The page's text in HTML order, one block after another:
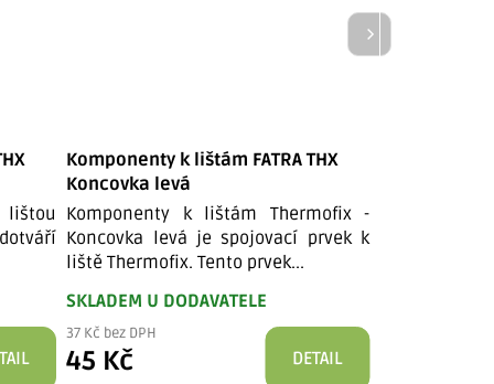
lištou
Komponenty k lištám FATRA THX
Koncovka levá
Komponenty k lištám Thermofix -
Koncovka levá je spojovací prvek k
liště Thermofix. Tento prvek...
SKLADEM U DODAVATELE
37 Kč bez DPH
45 Kč DETAIL